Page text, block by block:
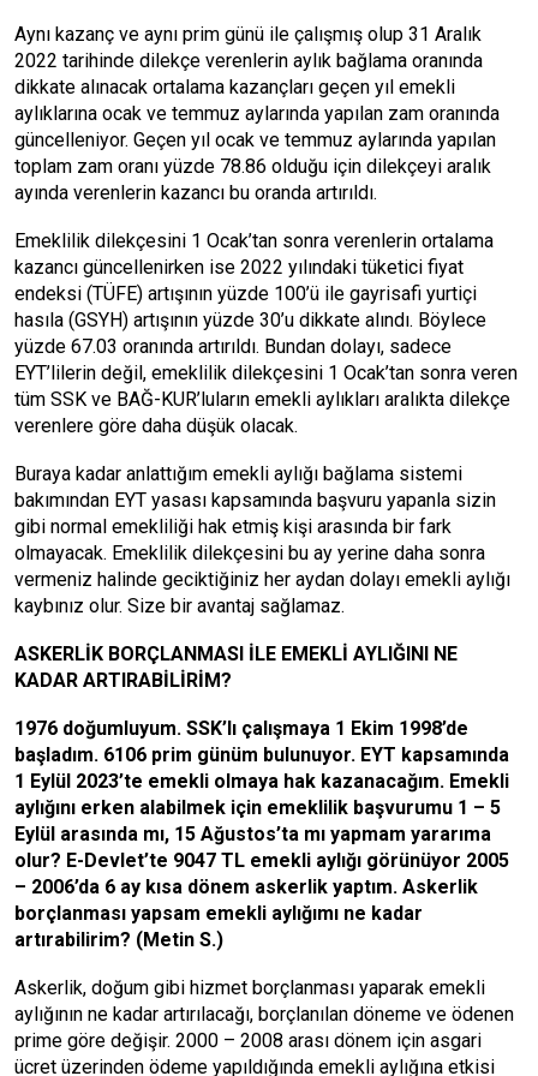
Aynı kazanç ve aynı prim günü ile çalışmış olup 31 Aralık
2022 tarihinde dilekçe verenlerin aylık bağlama oranında
dikkate alınacak ortalama kazançları geçen yıl emekli
aylıklarına ocak ve temmuz aylarında yapılan zam oranında
güncelleniyor. Geçen yıl ocak ve temmuz aylarında yapılan
toplam zam oranı yüzde 78.86 olduğu için dilekçeyi aralık
ayında verenlerin kazancı bu oranda artırıldı.
Emeklilik dilekçesini 1 Ocak’tan sonra verenlerin ortalama
kazancı güncellenirken ise 2022 yılındaki tüketici fiyat
endeksi (TÜFE) artışının yüzde 100’ü ile gayrisafi yurtiçi
hasıla (GSYH) artışının yüzde 30’u dikkate alındı. Böylece
yüzde 67.03 oranında artırıldı. Bundan dolayı, sadece
EYT’lilerin değil, emeklilik dilekçesini 1 Ocak’tan sonra veren
tüm SSK ve BAĞ-KUR’luların emekli aylıkları aralıkta dilekçe
verenlere göre daha düşük olacak.
Buraya kadar anlattığım emekli aylığı bağlama sistemi
bakımından EYT yasası kapsamında başvuru yapanla sizin
gibi normal emekliliği hak etmiş kişi arasında bir fark
olmayacak. Emeklilik dilekçesini bu ay yerine daha sonra
vermeniz halinde geciktiğiniz her aydan dolayı emekli aylığı
kaybınız olur. Size bir avantaj sağlamaz.
ASKERLİK BORÇLANMASI İLE EMEKLİ AYLIĞINI NE
KADAR ARTIRABİLİRİM?
1976 doğumluyum. SSK’lı çalışmaya 1 Ekim 1998’de
başladım. 6106 prim günüm bulunuyor. EYT kapsamında
1 Eylül 2023’te emekli olmaya hak kazanacağım. Emekli
aylığını erken alabilmek için emeklilik başvurumu 1 – 5
Eylül arasında mı, 15 Ağustos’ta mı yapmam yararıma
olur? E-Devlet’te 9047 TL emekli aylığı görünüyor 2005
– 2006’da 6 ay kısa dönem askerlik yaptım. Askerlik
borçlanması yapsam emekli aylığımı ne kadar
artırabilirim? (Metin S.)
Askerlik, doğum gibi hizmet borçlanması yaparak emekli
aylığının ne kadar artırılacağı, borçlanılan döneme ve ödenen
prime göre değişir. 2000 – 2008 arası dönem için asgari
ücret üzerinden ödeme yapıldığında emekli aylığına etkisi